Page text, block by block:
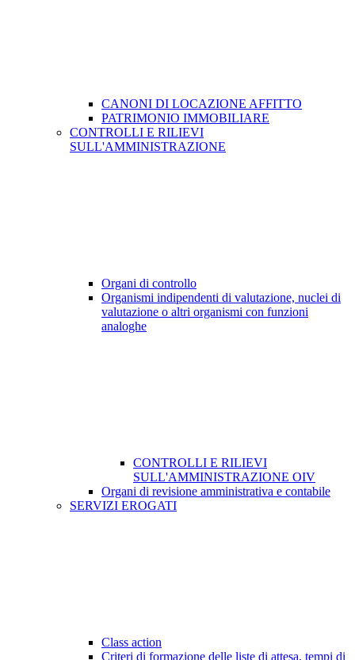
CANONI DI LOCAZIONE AFFITTO
PATRIMONIO IMMOBILIARE
CONTROLLI E RILIEVI
SULL'AMMINISTRAZIONE
Organi di controllo
Organismi indipendenti di valutazione, nuclei di
valutazione o altri organismi con funzioni
analoghe
CONTROLLI E RILIEVI
SULL'AMMINISTRAZIONE OIV
Organi di revisione amministrativa e contabile
SERVIZI EROGATI
Class action
Criteri di formazione delle liste di attesa, tempi di